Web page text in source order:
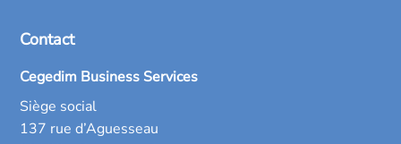
Contact
Cegedim Business Services
Siège social
137 rue d’Aguesseau